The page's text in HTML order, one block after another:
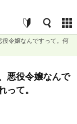
役令嬢なんですって。何
悪役令嬢なんで
って。